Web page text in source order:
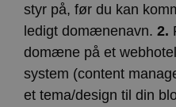
styr på, før du kan
ledigt domænenavn. 2.
domæne på et
system (content
et tema/design til din